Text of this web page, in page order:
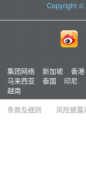
Copyright ©
集团网络 新加坡 香港
马来西亚
泰国 印尼
越南
条款及细则
风险披露